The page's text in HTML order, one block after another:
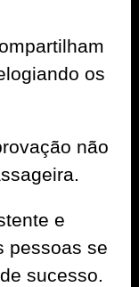
os
não
e
pessoas se
sucesso.